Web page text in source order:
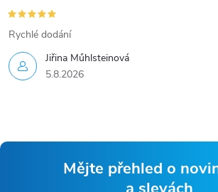
Jiřina Műhlsteinová
5.8.2026
Rychlé dodání
Mějte přehled o